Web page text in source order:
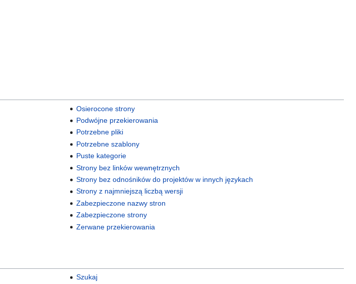
Osierocone strony
Podwójne przekierowania
Potrzebne pliki
Potrzebne szablony
Puste kategorie
Strony bez linków wewnętrznych
Strony bez odnośników do projektów w innych językach
Strony z najmniejszą liczbą wersji
Zabezpieczone nazwy stron
Zabezpieczone strony
Zerwane przekierowania
Szukaj